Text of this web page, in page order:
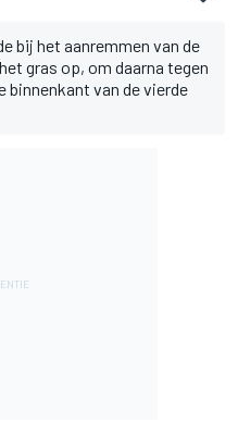
bij het aanremmen van de
gras op, om daarna tegen
binnenkant van de vierde